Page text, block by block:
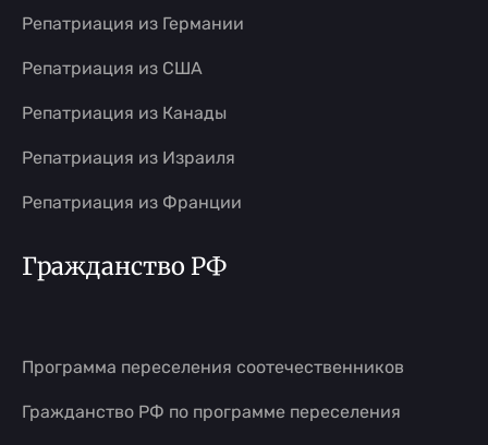
Репатриация из Германии
Репатриация из США
Репатриация из Канады
Репатриация из Израиля
Репатриация из Франции
Гражданство РФ
Программа переселения соотечественников
Гражданство РФ по программе переселения